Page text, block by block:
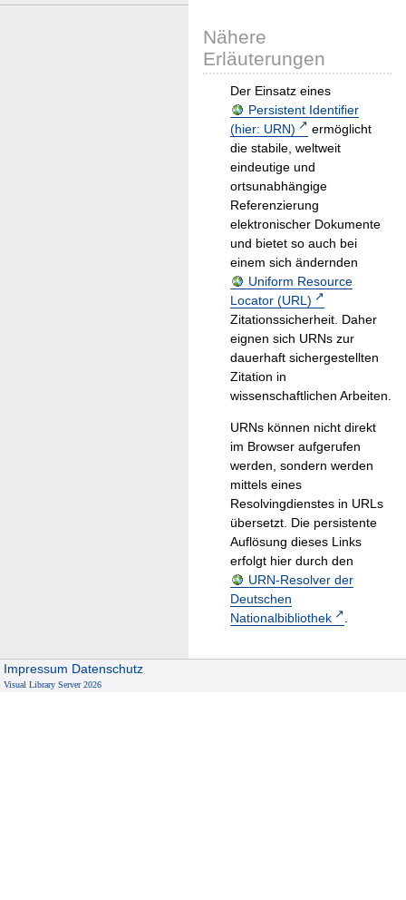
Nähere
Erläuterungen
Der Einsatz eines
Persistent Identifier
(hier: URN)
ermöglicht
die stabile, weltweit
eindeutige und
ortsunabhängige
Referenzierung
elektronischer Dokumente
und bietet so auch bei
einem sich ändernden
Uniform Resource
Locator (URL)
Zitationssicherheit. Daher
eignen sich URNs zur
dauerhaft sichergestellten
Zitation in
wissenschaftlichen Arbeiten.
URNs können nicht direkt
im Browser aufgerufen
werden, sondern werden
mittels eines
Resolvingdienstes in URLs
übersetzt. Die persistente
Auflösung dieses Links
erfolgt hier durch den
URN-Resolver der
Deutschen
Nationalbibliothek
.
Impressum Datenschutz
Visual Library Server 2026